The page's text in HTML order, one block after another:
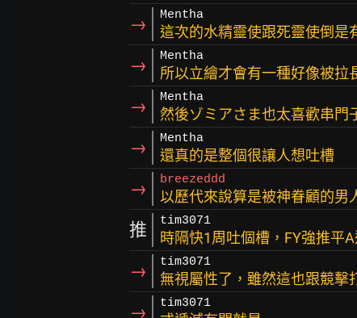
→ Mentha
這次的水精靈使跟死靈使倒是
→ Mentha
所以立繪才會有一種好像被拉
→ Mentha
然後ゾミアさま也太喜歡串門
→ Mentha
還真的是整個很讓人想吐槽
→ breezeddd
以歷代來說算是被神眷顧的男
推 tim3071
時隔快1周吐個槽，FY強推平
→ tim3071
無視屬性了，雖然這也跟競擊
→ tim3071